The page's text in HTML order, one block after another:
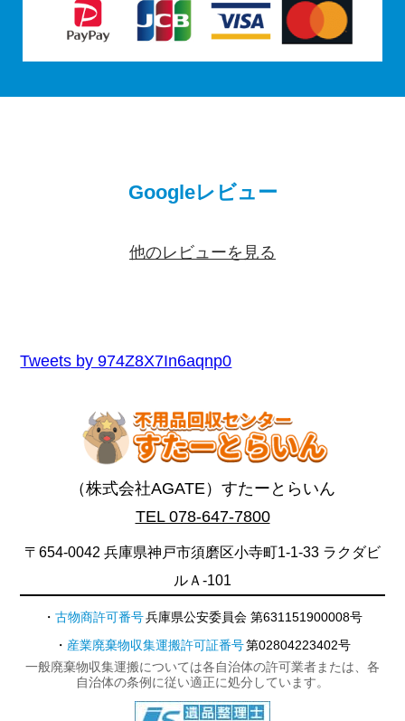
Googleレビュー
他のレビューを見る
Tweets by 974Z8X7In6aqnp0
（株式会社AGATE）すたーとらいん
TEL 078-647-7800
〒654-0042 兵庫県神戸市須磨区小寺町1-1-33 ラクダビ
ルＡ-101
古物商許可番号兵庫県公安委員会 第631151900008号
産業廃棄物収集運搬許可証番号第02804223402号
一般廃棄物収集運搬については各自治体の許可業者または、各
自治体の条例に従い適正に処分しています。